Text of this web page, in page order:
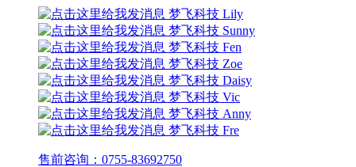
梦飞科技 Lily
梦飞科技 Sunny
梦飞科技 Fen
梦飞科技 Zoe
梦飞科技 Daisy
梦飞科技 Vic
梦飞科技 Anny
梦飞科技 Fre
售前咨询：0755-83692750